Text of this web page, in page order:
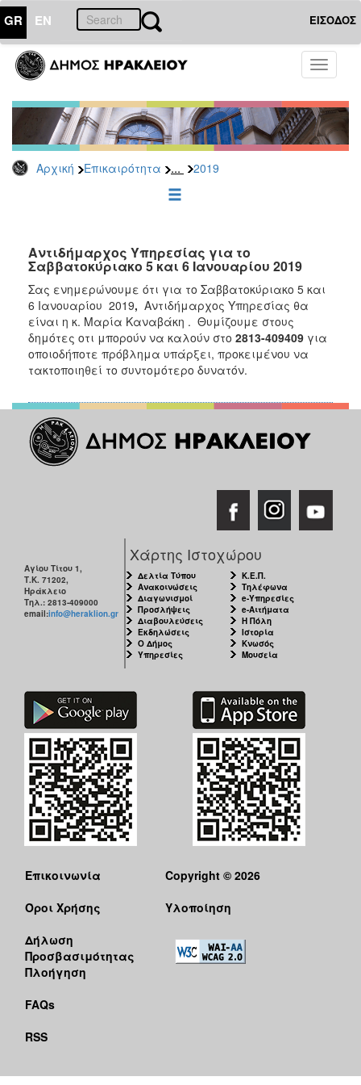
GR EN ΕΙΣΟΔΟΣ
Toggle
Αρχική Επικαιρότητα ... 2019
ΕΠΙΚΑΙΡΟΤΗΤΑ
Τύπου
Αρχείο
2026
2025
2022
2021
2020
2019
2018
2017
2015
2013
2012
ΔΗΜΟΤΗΣ
ΗΡΑΚΛΕΙΟ
Αντιδήμαρχος Υπηρεσίας για το
Σαββατοκύριακο 5 και 6 Ιανουαρίου 2019
Σας ενημερώνουμε ότι για το Σαββατοκύριακο 5 και
6 Ιανουαρίου 2019, Αντιδήμαρχος Υπηρεσίας θα
είναι η κ. Μαρία Καναβάκη . Θυμίζουμε στους
δημότες οτι μπορούν να καλούν στο 2813-409409 για
οποιοδήποτε πρόβλημα υπάρξει, προκειμένου να
τακτοποιηθεί το συντομότερο δυνατόν.
Αγίου Τίτου 1,
Τ.Κ. 71202,
Ηράκλειο
Τηλ.: 2813-409000
email:info@heraklion.gr
Χάρτης Ιστοχώρου
Δελτία Τύπου
Ανακοινώσεις
Διαγωνισμοί
Προσλήψεις
Διαβουλεύσεις
Εκδηλώσεις
Ο Δήμος
Υπηρεσίες
Κ.Ε.Π.
Τηλέφωνα
e-Υπηρεσίες
e-Αιτήματα
Η Πόλη
Ιστορία
Κνωσός
Μουσεία
Επικοινωνία
Όροι Χρήσης
Δήλωση
Προσβασιμότητας
Πλοήγηση
FAQs
RSS
Copyright © 2026
Υλοποίηση